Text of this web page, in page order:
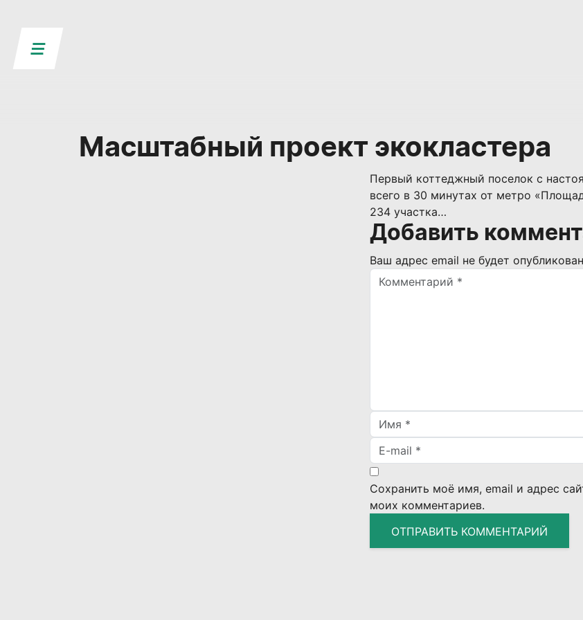
Масштабный проект экокластера
Первый коттеджный поселок с
всего в 30 минутах от метро
234 участка…
Добавить
Ваш адрес email не будет
Сохранить моё имя, email и адрес
моих комментариев.